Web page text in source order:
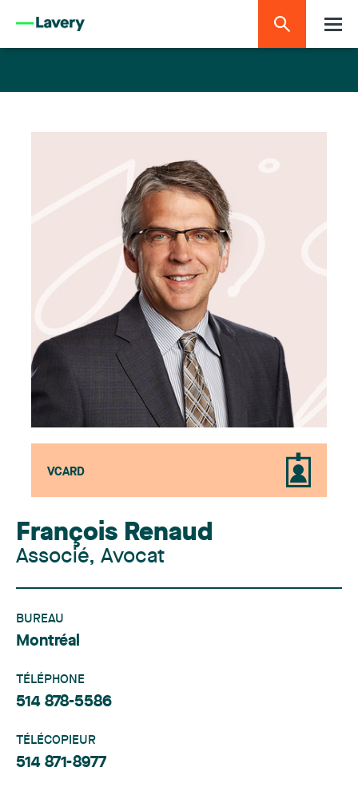
VCARD
François Renaud
Associé, Avocat
BUREAU
Montréal
TÉLÉPHONE
514 878-5586
TÉLÉCOPIEUR
514 871-8977